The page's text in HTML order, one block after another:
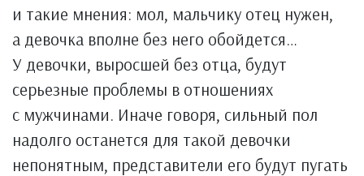
и такие мнения: мол, мальчику отец нужен,
а девочка вполне без него обойдется…
У девочки, выросшей без отца, будут
серьезные проблемы в отношениях
с мужчинами. Иначе говоря, сильный пол
надолго останется для такой девочки
непонятным, представители его будут пугать